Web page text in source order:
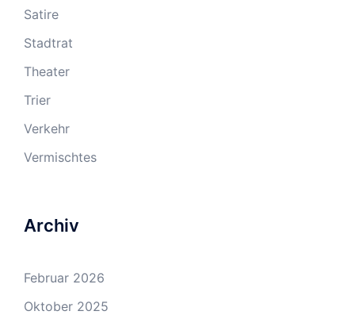
Satire
Stadtrat
Theater
Trier
Verkehr
Vermischtes
Archiv
Februar 2026
Oktober 2025